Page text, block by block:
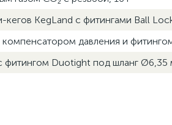
кегов KegLand с фитингами Ball
давления и
фитингом Duotight под шланг Ø6,35